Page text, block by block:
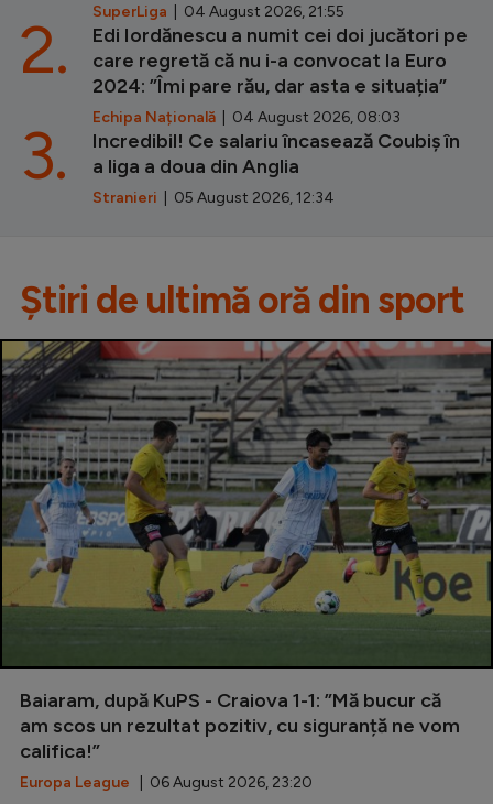
SuperLiga | 04 August 2026, 21:55
Edi Iordănescu a numit cei doi jucători pe
care regretă că nu i-a convocat la Euro
2024: ”Îmi pare rău, dar asta e situația”
Echipa Națională | 04 August 2026, 08:03
2.
Incredibil! Ce salariu încasează Coubiș în
a liga a doua din Anglia
Stranieri | 05 August 2026, 12:34
3.
Știri de ultimă oră din sport
Baiaram, după KuPS - Craiova 1-1: ”Mă bucur că
am scos un rezultat pozitiv, cu siguranță ne vom
califica!”
Europa League | 06 August 2026, 23:20